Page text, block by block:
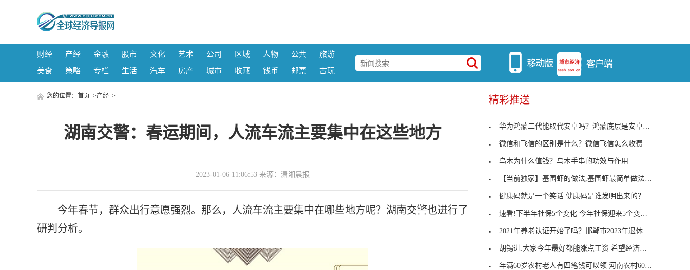
财经 产经 金融 股市 文化 艺术 公司 区域 人物 公共
旅游
美食
策略 专栏 生活 汽车 房产 城市 收藏 钱币 邮票 古玩
您的位置： 首页 >产经 >
湖南交警：春运期间，人流车流主要集中在这些地方
2023-01-06 11:06:53 来源：潇湘晨报
今年春节，群众出行意愿强烈。那么，人流车流主要集中在哪些地方呢？湖南交警也进行了
研判分析。
精彩推送
华为鸿蒙二代能取代安卓吗？鸿蒙底层是安卓吗？
微信和飞信的区别是什么？微信飞信怎么收费的？
乌木为什么值钱？乌木手串的功效与作用
【当前独家】基围虾的做法,基围虾最简单做法大全
健康码就是一个笑话 健康码是谁发明出来的？
速看!下半年社保5个变化 今年社保迎来5个变化是什
2021年养老认证开始了吗？邯郸市2023年退休认证时间
胡锡进:大家今年最好都能涨点工资 希望经济能够迅
年满60岁农村老人有四笔钱可以领 河南农村60岁老人